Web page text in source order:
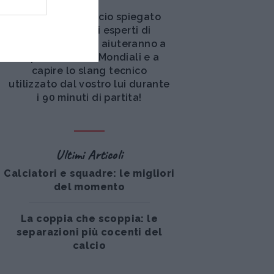
Il mondo del calcio spiegato
alle donne: gli esperti di
Fantagazzetta vi aiuteranno a
sopravvivere ai Mondiali e a
capire lo slang tecnico
utilizzato dal vostro lui durante
i 90 minuti di partita!
Ultimi Articoli
Calciatori e squadre: le migliori
del momento
La coppia che scoppia: le
separazioni più cocenti del
calcio